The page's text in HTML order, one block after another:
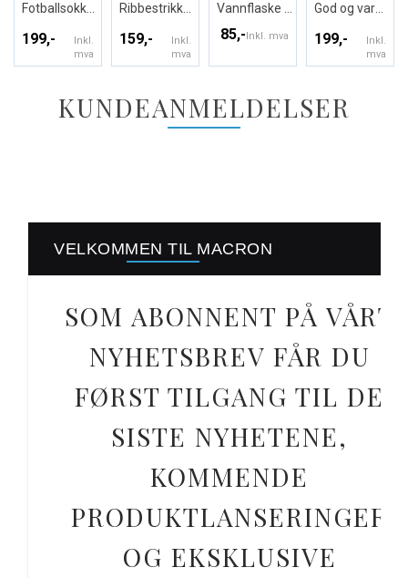
199,-
Inkl.
mva
Ribbestrikket lue
159,-
Inkl.
mva
85,-Inkl. mva
God og varm treningshanske
199,-
Inkl.
mva
KUNDEANMELDELSER
VELKOMMEN TIL MACRON
SOM ABONNENT PÅ VÅRT
NYHETSBREV FÅR DU
FØRST TILGANG TIL DE
SISTE NYHETENE,
KOMMENDE
PRODUKTLANSERINGER
OG EKSKLUSIVE